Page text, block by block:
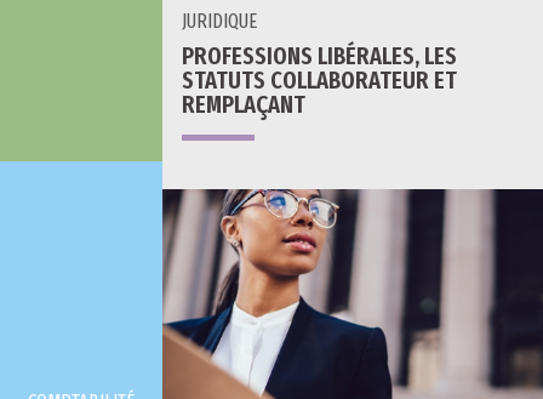
JURIDIQUE
PROFESSIONS LIBÉRALES, LES
STATUTS COLLABORATEUR ET
REMPLAÇANT